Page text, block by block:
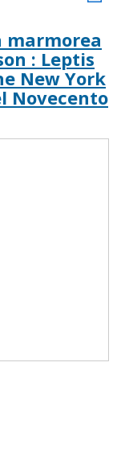
marmorea
: Leptis
New York
Novecento